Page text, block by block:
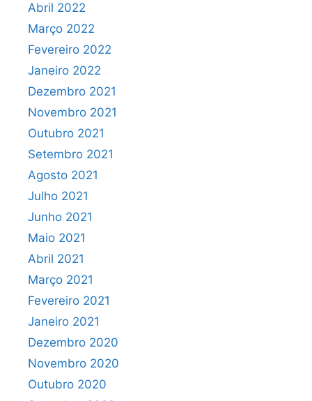
Abril 2022
Março 2022
Fevereiro 2022
Janeiro 2022
Dezembro 2021
Novembro 2021
Outubro 2021
Setembro 2021
Agosto 2021
Julho 2021
Junho 2021
Maio 2021
Abril 2021
Março 2021
Fevereiro 2021
Janeiro 2021
Dezembro 2020
Novembro 2020
Outubro 2020